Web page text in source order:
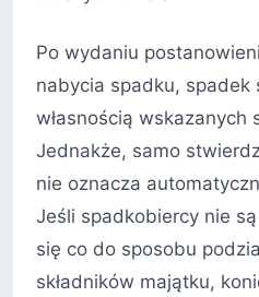
Po wydaniu
nabycia spadku, spadek
własnością wskazanych
Jednakże, samo
nie oznacza
Jeśli spadkobiercy nie
się co do sposobu
składników majątku,